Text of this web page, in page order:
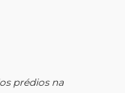
prédios na